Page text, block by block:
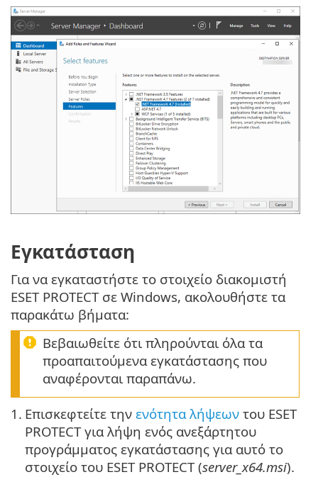
Εγκατάσταση
Για να εγκαταστήστε το στοιχείο διακομιστή
ESET PROTECT σε Windows, ακολουθήστε τα
παρακάτω βήματα:
Βεβαιωθείτε ότι πληρούνται όλα τα
προαπαιτούμενα εγκατάστασης που
αναφέρονται παραπάνω.
1. Επισκεφτείτε την ενότητα λήψεων του ESET
PROTECT για λήψη ενός ανεξάρτητου
προγράμματος εγκατάστασης για αυτό το
στοιχείο του ESET PROTECT (server_x64.msi).